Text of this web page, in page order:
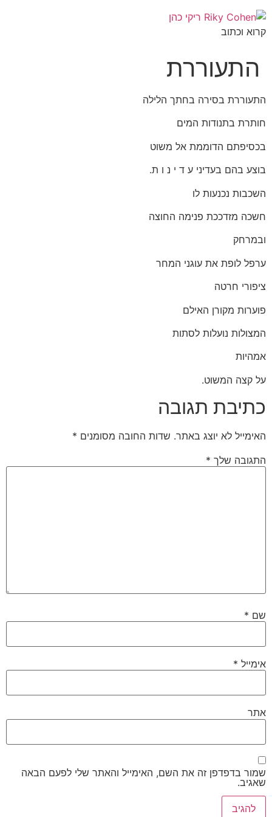
קרוא וכתוב
התעוררת
התעוררת בסירה בחתך הלילה
חותרת בתנודות המים
בכסיפתם הדוממת אל משוט
בוצע בהם בעדיני ע ד י נ ו ת.
השכבות נכנעות לו
חשכה מזדככת פנימה החוצה
ובמרחק
ערפל לופת את עוגני המחר
ציפורי חרטה
פוערות מקורן האילם
המצולות נועלות לסתות
אמהיות
על קצה המשוט.
כתיבת תגובה
האימייל לא יוצג באתר. שדות החובה מסומנים *
התגובה שלך *
שם *
אימייל *
אתר
שמור בדפדפן זה את השם, האימייל והאתר שלי לפעם הבאה
שאגיב.